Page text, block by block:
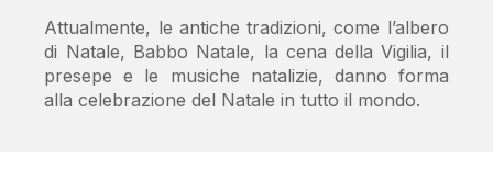
Attualmente, le antiche tradizioni, come l’albero
di Natale, Babbo Natale, la cena della Vigilia, il
presepe e le musiche natalizie, danno forma
alla celebrazione del Natale in tutto il mondo.